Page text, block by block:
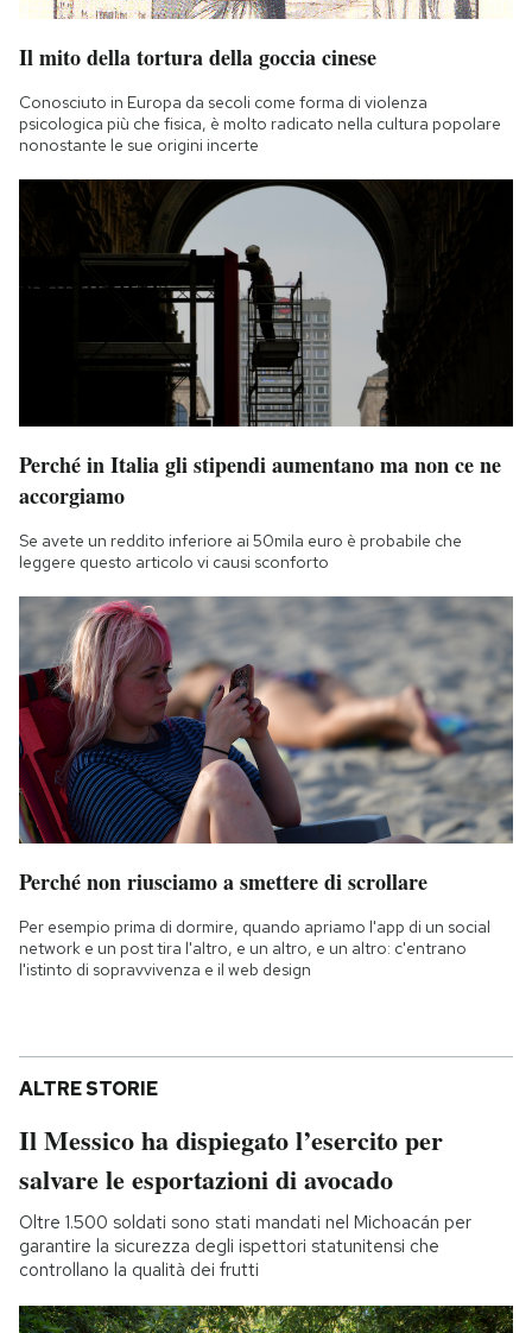
Il mito della tortura della goccia cinese
Conosciuto in Europa da secoli come forma di violenza
psicologica più che fisica, è molto radicato nella cultura popolare
nonostante le sue origini incerte
Perché in Italia gli stipendi aumentano ma non ce ne
accorgiamo
Se avete un reddito inferiore ai 50mila euro è probabile che
leggere questo articolo vi causi sconforto
Perché non riusciamo a smettere di scrollare
Per esempio prima di dormire, quando apriamo l'app di un social
network e un post tira l'altro, e un altro, e un altro: c'entrano
l'istinto di sopravvivenza e il web design
ALTRE STORIE
Il Messico ha dispiegato l’esercito per
salvare le esportazioni di avocado
Oltre 1.500 soldati sono stati mandati nel Michoacán per
garantire la sicurezza degli ispettori statunitensi che
controllano la qualità dei frutti